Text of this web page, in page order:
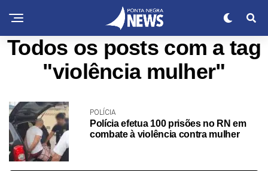
Todos os posts com a tag
"violência mulher"
POLÍCIA
Polícia efetua 100 prisões no RN em
combate à violência contra mulher